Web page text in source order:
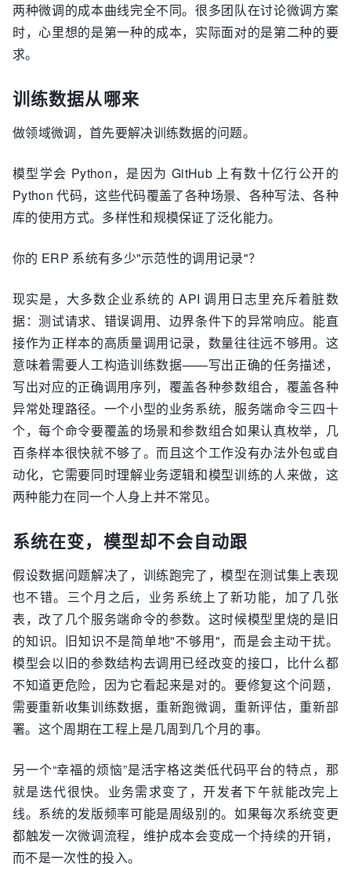
两种微调的成本曲线完全不同。很多团队在讨论微调方案
时，心里想的是第一种的成本，实际面对的是第二种的要
求。
训练数据从哪来
做领域微调，首先要解决训练数据的问题。
模型学会 Python，是因为 GitHub 上有数十亿行公开的
Python 代码，这些代码覆盖了各种场景、各种写法、各种
库的使用方式。多样性和规模保证了泛化能力。
你的 ERP 系统有多少"示范性的调用记录"？
现实是，大多数企业系统的 API 调用日志里充斥着脏数
据：测试请求、错误调用、边界条件下的异常响应。能直
接作为正样本的高质量调用记录，数量往往远不够用。这
意味着需要人工构造训练数据——写出正确的任务描述，
写出对应的正确调用序列，覆盖各种参数组合，覆盖各种
异常处理路径。一个小型的业务系统，服务端命令三四十
个，每个命令要覆盖的场景和参数组合如果认真枚举，几
百条样本很快就不够了。而且这个工作没有办法外包或自
动化，它需要同时理解业务逻辑和模型训练的人来做，这
两种能力在同一个人身上并不常见。
系统在变，模型却不会自动跟
假设数据问题解决了，训练跑完了，模型在测试集上表现
也不错。三个月之后，业务系统上了新功能，加了几张
表，改了几个服务端命令的参数。这时候模型里烧的是旧
的知识。旧知识不是简单地"不够用"，而是会主动干扰。
模型会以旧的参数结构去调用已经改变的接口，比什么都
不知道更危险，因为它看起来是对的。要修复这个问题，
需要重新收集训练数据，重新跑微调，重新评估，重新部
署。这个周期在工程上是几周到几个月的事。
另一个“幸福的烦恼”是活字格这类低代码平台的特点，那
就是迭代很快。业务需求变了，开发者下午就能改完上
线。系统的发版频率可能是周级别的。如果每次系统变更
都触发一次微调流程，维护成本会变成一个持续的开销，
而不是一次性的投入。